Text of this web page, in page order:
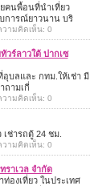
ยคนพื้อนที่นำเที่ยว
การณ์ยาวนาน บริ
วามคิดเห็น: 0
วร์ลาวใต้ ปากเซ
อุบลและ กทม.ให้เช่า มี
ถามเกี่
วามคิดเห็น: 0
เช่ารถตู้ 24 ชม.
วามคิดเห็น: 0
ราเวล จำกัด
องเที่ยว ในประเทศ